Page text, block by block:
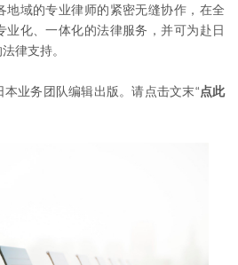
地域的专业律师的紧密无缝协作，在全
业化、一体化的法律服务，并可为赴日
律支持。
业务团队编辑出版。请点击文末“点此